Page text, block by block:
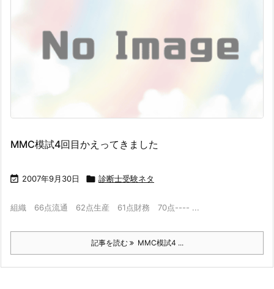
MMC模試4回目かえってきました
 2007年9月30日  診断士受験ネタ
組織 66点流通 62点生産 61点財務 70点---- ...
記事を読む MMC模試4 ...